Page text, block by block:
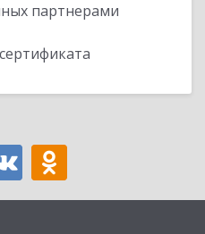
партнерами